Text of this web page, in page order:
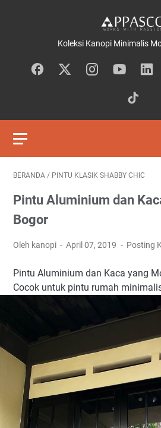
Koleksi Kanopi Minimalis
BERANDA / PINTU KLASIK SHABBY CHIC
Pintu Aluminium dan
Bogor
Oleh kanopi April 07, 2019 Posting
Pintu Aluminium dan Kaca yang
Cocok untuk pintu rumah